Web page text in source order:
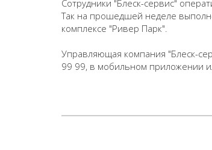
Сотрудники "Блеск-сервис"
Так на прошедшей неделе
комплексе "Ривер Парк".
Управляющая компания "Блеск-
99 99, в мобильном приложении